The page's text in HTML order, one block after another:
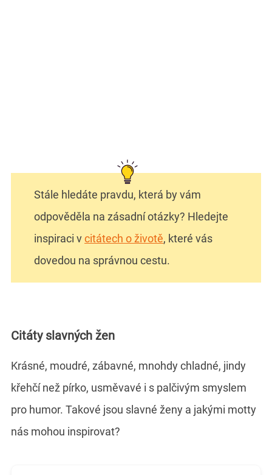
Stále hledáte pravdu, která by vám
odpověděla na zásadní otázky? Hledejte
inspiraci vcitátech o životě, které vás
dovedou na správnou cestu.
Citáty slavných žen
Krásné, moudré, zábavné, mnohdy chladné, jindy
křehčí než pírko, usměvavé i s palčivým smyslem
pro humor. Takové jsou slavné ženy a jakými motty
nás mohou inspirovat?